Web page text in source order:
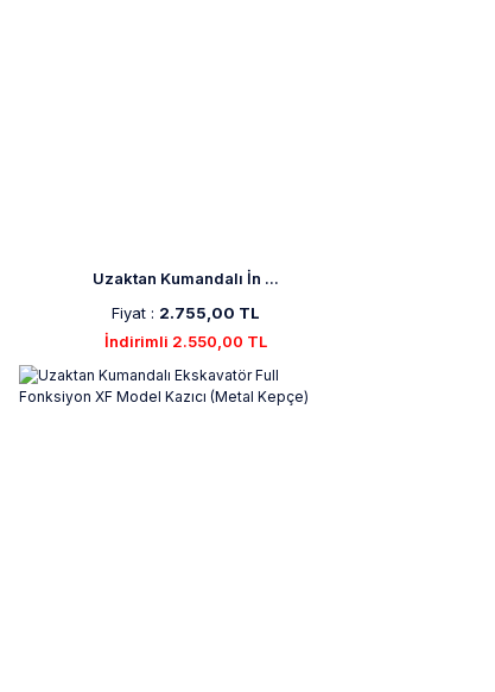
Uzaktan Kumandalı İn ...
Fiyat : 2.755,00 TL
İndirimli 2.550,00 TL